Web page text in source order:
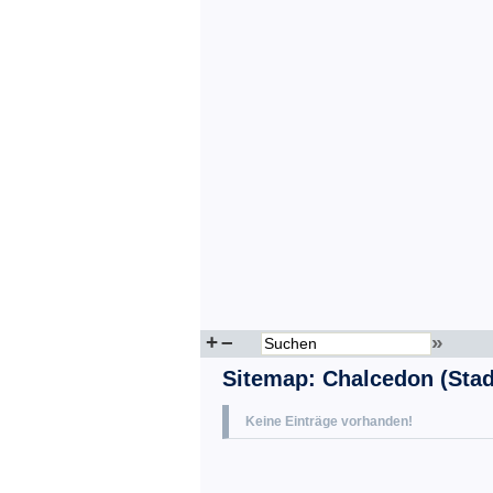
+– »
Sitemap: Chalcedon
Keine Einträge vorhanden!